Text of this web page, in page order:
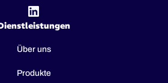
Über uns
Produkte